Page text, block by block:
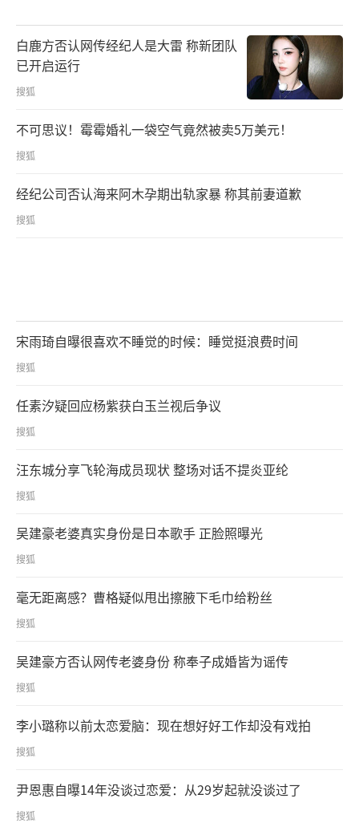
白鹿方否认网传经纪人是大雷 称新团队
已开启运行
搜狐
不可思议！霉霉婚礼一袋空气竟然被卖5万美元！
搜狐
经纪公司否认海来阿木孕期出轨家暴 称其前妻道歉
搜狐
宋雨琦自曝很喜欢不睡觉的时候：睡觉挺浪费时间
搜狐
任素汐疑回应杨紫获白玉兰视后争议
搜狐
汪东城分享飞轮海成员现状 整场对话不提炎亚纶
搜狐
吴建豪老婆真实身份是日本歌手 正脸照曝光
搜狐
毫无距离感？曹格疑似甩出擦腋下毛巾给粉丝
搜狐
吴建豪方否认网传老婆身份 称奉子成婚皆为谣传
搜狐
李小璐称以前太恋爱脑：现在想好好工作却没有戏拍
搜狐
尹恩惠自曝14年没谈过恋爱：从29岁起就没谈过了
搜狐